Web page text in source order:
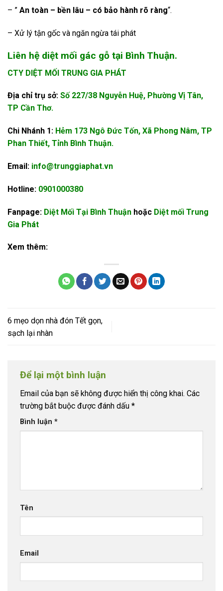
– ” An toàn – bền lâu – có bảo hành rõ ràng“.
– Xử lý tận gốc và ngăn ngừa tái phát
Liên hệ diệt mối gác gỗ tại Bình Thuận.
CTY DIỆT MỐI TRUNG GIA PHÁT
Địa chỉ trụ sở: Số 227/38 Nguyễn Huệ, Phường Vị Tân,
TP Cần Thơ.
Chi Nhánh 1: Hẻm 173 Ngô Đức Tốn, Xã Phong Nâm, TP
Phan Thiết, Tỉnh Bình Thuận.
Email: info@trunggiaphat.vn
Hotline: 0901000380
Fanpage: Diệt Mối Tại Bình Thuận hoặc Diệt mối Trung
Gia Phát
Xem thêm:
6 mẹo dọn nhà đón Tết gọn,
sạch lại nhàn
Để lại một bình luận
Email của bạn sẽ không được hiển thị công khai. Các
trường bắt buộc được đánh dấu *
Bình luận *
Tên
Email